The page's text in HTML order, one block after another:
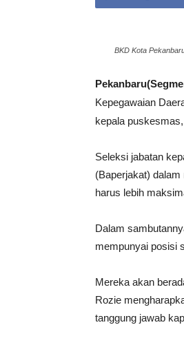
BKD Kota
Kepegawaian
kepala
Seleksi jabatan
(Baperjakat)
harus lebih
Dalam
mempunyai posisi
Mereka akan
Rozie
tanggung jawab